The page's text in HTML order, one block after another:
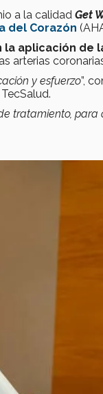
a la calidad Get
del Corazón
aplicación de
arterias
y esfuerzo”,
tratamiento,